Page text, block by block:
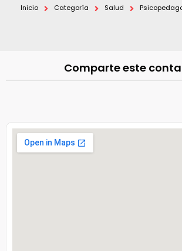
Inicio Categoría Salud
Comparte este